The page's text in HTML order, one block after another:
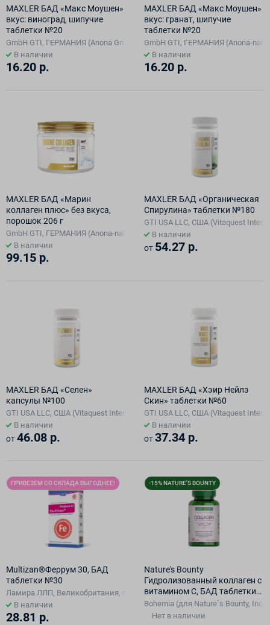
MAXLER БАД «Макс Моушен»
вкус: виноград, шипучие
таблетки №20
GmbH GTI, ГЕРМАНИЯ (Anona GmbH)
В наличии
16.20 р.
MAXLER БАД «Макс Моушен»
вкус: гранат, шипучие
таблетки №20
GmbH GTI, ГЕРМАНИЯ (Anona-
В наличии
16.20 р.
MAXLER БАД «Марин
коллаген плюс» без вкуса,
порошок 206 г
GmbH GTI, ГЕРМАНИЯ (Anona-nahrmittel C.L. Schlobach GmbH)
В наличии
99.15 р.
MAXLER БАД «Органическая
Спирулина» таблетки №180
GTI USA LLC, США (Vitaquest
В наличии
от 54.27 р.
MAXLER БАД «Селен»
капсулы №100
GTI USA LLC, США (Vitaquest International LLC )
В наличии
от46.08 р.
MAXLER БАД «Хэир Нейлз
Скин» таблетки №60
GTI USA LLC, США (Vitaquest
В наличии
от37.34 р.
ПРИВЕЗЕМ СО СКЛАДА ВЫГОДНЕЕ!
Multizan®Феррум 30, БАД
таблетки №30
Ламира ЛЛП, Великобритания, произведено Квест Витаминз Мидл
В наличии
28.81 р.
-15% NATURE'S BOUNTY
Nature's Bounty
Гидролизованный коллаген с
витамином С, БАД таблетки
№90
Bohemia (для Nature`s Bounty, Inc)
Нет в наличии